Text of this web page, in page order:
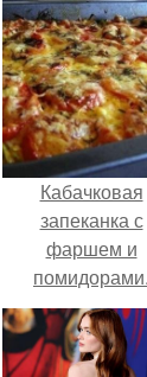
Кабачковая
запеканка с
фаршем и
помидорами.